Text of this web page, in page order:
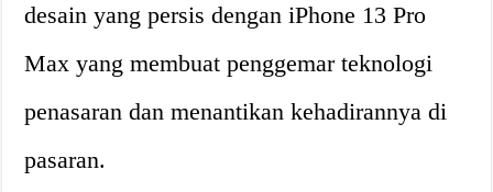
desain yang persis dengan iPhone 13 Pro
Max yang membuat penggemar teknologi
penasaran dan menantikan kehadirannya di
pasaran.